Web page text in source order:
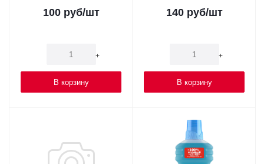
100руб/шт
+
В корзину
140руб/шт
+
В корзину